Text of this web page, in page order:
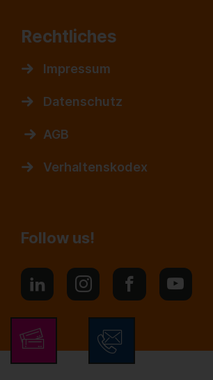
Rechtliches
Impressum
Datenschutz
AGB
Verhaltenskodex
Follow us!